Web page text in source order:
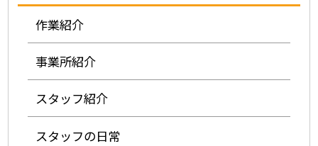
作業紹介
事業所紹介
スタッフ紹介
スタッフの日常